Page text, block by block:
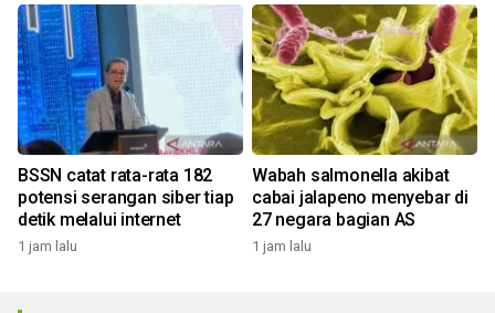
BSSN catat rata-rata 182
potensi serangan siber tiap
detik melalui internet
1 jam lalu
Wabah salmonella akibat
cabai jalapeno menyebar di
27 negara bagian AS
1 jam lalu